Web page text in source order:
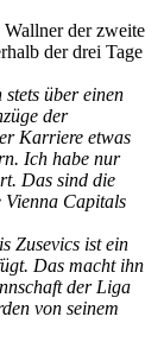
der zweite
der drei Tage
über einen
der
Karriere etwas
Ich habe nur
Das sind die
Capitals
Zusevics ist ein
Das macht ihn
der Liga
von seinem